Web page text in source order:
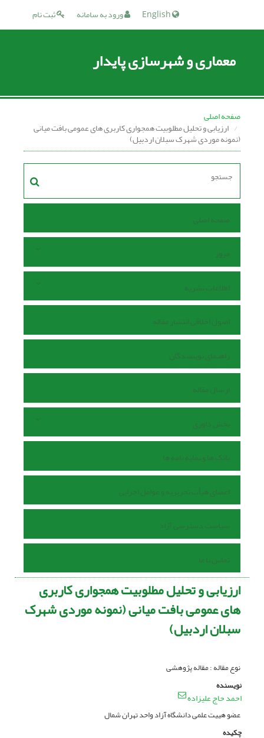
ثبت نام ورود به سامانه
معماری و شهرسازی پایدار
صفحه اصلی
ارزیابی و تحلیل مطلوبیت همجواری کاربری های عمومی بافت میانی
(نمونه موردی شهرک سبلان اردبیل)
صفحه اصلی
مرور
اطلاعات نشریه
اصول اخلاقی انتشار مقاله
راهنمای نویسندگان
ارسال مقاله
بخش داوری
بانک ها و نمایه نامه ها
اعضای هیأت تحریریه و عوامل اجرایی
سیاست دسترسی آزاد
تماس با ما
ارزیابی و تحلیل مطلوبیت همجواری کاربری
های عمومی بافت میانی (نمونه موردی شهرک
سبلان اردبیل)
نوع مقاله : مقاله پژوهشی
نویسنده
احمد حاج علیزاده
عضو هییت علمی دانشگاه آزاد واحد تهران شمال
چکیده